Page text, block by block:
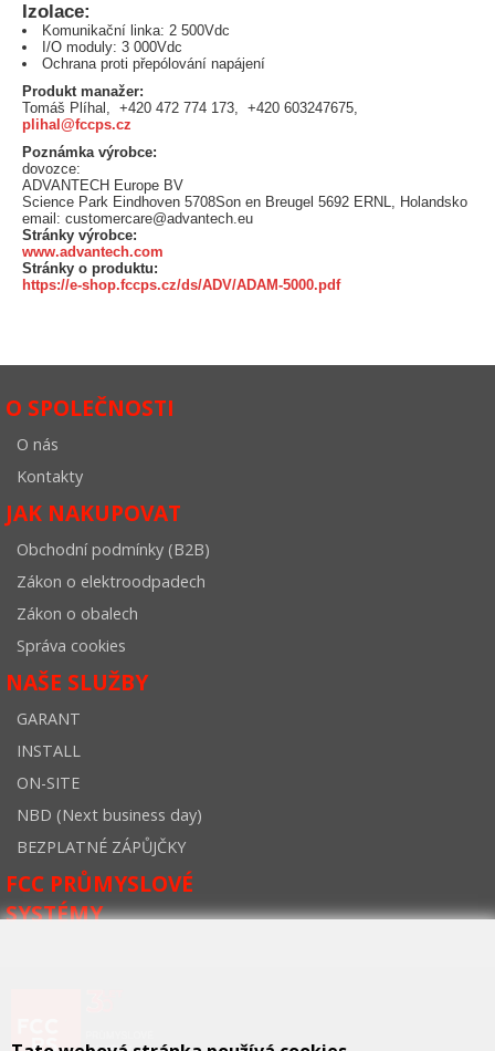
Izolace:
Komunikační linka: 2 500Vdc
I/O moduly: 3 000Vdc
Ochrana proti přepólování napájení
Produkt manažer:
Tomáš Plíhal, +420 472 774 173, +420 603247675,
plihal@fccps.cz
Poznámka výrobce:
dovozce:
ADVANTECH Europe BV
Science Park Eindhoven 5708Son en Breugel 5692 ERNL, Holandsko
email: customercare@advantech.eu
Stránky výrobce:
www.advantech.com
Stránky o produktu:
https://e-shop.fccps.cz/ds/ADV/ADAM-5000.pdf
O SPOLEČNOSTI
O nás
Kontakty
JAK NAKUPOVAT
Obchodní podmínky (B2B)
Zákon o elektroodpadech
Zákon o obalech
Správa cookies
NAŠE SLUŽBY
GARANT
INSTALL
ON-SITE
NBD (Next business day)
BEZPLATNÉ ZÁPŮJČKY
FCC PRŮMYSLOVÉ
SYSTÉMY